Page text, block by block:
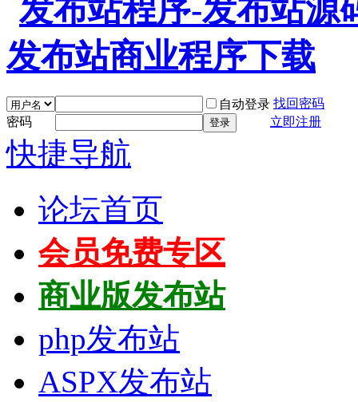
自动登录 找回密码
密码
登录 立即注册
快捷导航
论坛首页
会员免费专区
商业版发布站
php发布站
ASPX发布站